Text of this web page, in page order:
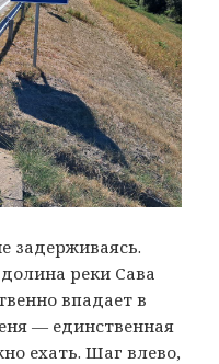
задерживаясь.
реки Сава
впадает в
— единственная
ехать. Шаг влево,